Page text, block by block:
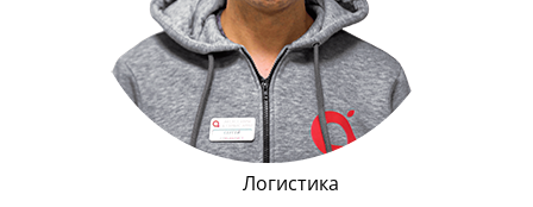
Логистика